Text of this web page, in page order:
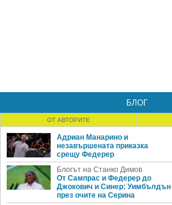
БЛОГ
ОТ АВТОРИТЕ
Адриан Манарино и
незавършената приказка
срещу Федерер
Блогът на Станко Димов
От Сампрас и Федерер до
Джокович и Синер: Уимбълдън
през очите на Серина